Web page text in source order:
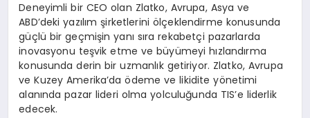
Deneyimli bir CEO olan Zlatko, Avrupa, Asya ve
ABD’deki yazılım şirketlerini ölçeklendirme konusunda
güçlü bir geçmişin yanı sıra rekabetçi pazarlarda
inovasyonu teşvik etme ve büyümeyi hızlandırma
konusunda derin bir uzmanlık getiriyor. Zlatko, Avrupa
ve Kuzey Amerika’daödeme ve likidite yönetimi
alanında pazar lideri olma yolculuğunda TIS’e liderlik
edecek.